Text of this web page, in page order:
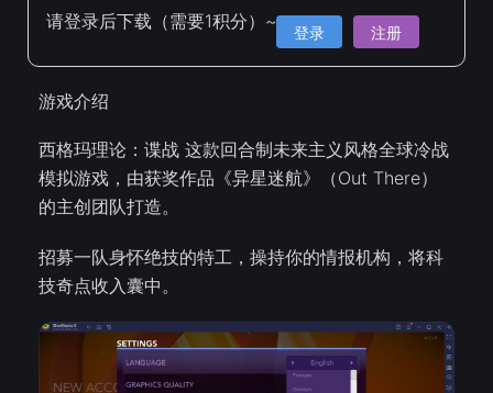
请登录后下载（需要1积分）~ 登录 注册
游戏介绍
西格玛理论：谍战 这款回合制未来主义风格全球冷战
模拟游戏，由获奖作品《异星迷航》（Out There）
的主创团队打造。
招募一队身怀绝技的特工，操持你的情报机构，将科
技奇点收入囊中。